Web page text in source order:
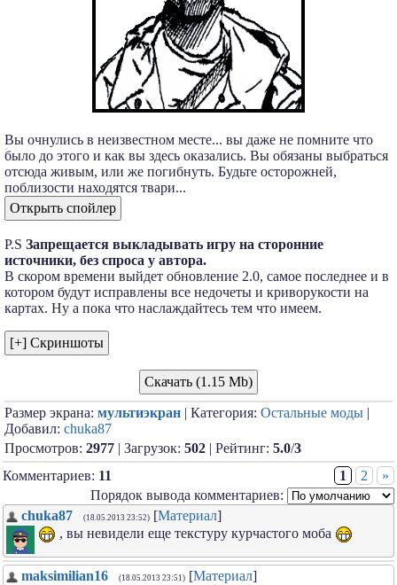
Вы очнулись в неизвестном месте... вы даже не помните что
было до этого и как вы здесь оказались. Вы обязаны выбраться
отсюда живым, или же погибнуть. Будьте осторожней,
поблизости находятся твари...
P.S Запрещается выкладывать игру на сторонние
источники, без спроса у автора.
В скором времени выйдет обновление 2.0, самое последнее и в
котором будут исправлены все недочеты и криворукости на
картах. Ну а пока что наслаждайтесь тем что имеем.
Скачать (1.15 Mb)
Размер экрана: мультиэкран | Категория: Остальные моды |
Добавил: chuka87
Просмотров: 2977 | Загрузок: 502 | Рейтинг: 5.0/3
Комментариев: 11 1 2
»
Порядок вывода комментариев:
chuka87
(18.05.2013 23:52) [Материал]
, вы невидели еще текстуру курчастого моба
maksimilian16 (18.05.2013 23:51) [Материал]